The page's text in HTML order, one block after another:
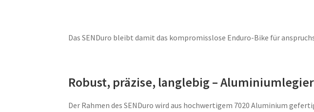
Das SENDuro bleibt damit das kompromisslose Enduro-Bike für
Robust, präzise, langlebig –
Der Rahmen des SENDuro wird aus hochwertigem 7020 Aluminium